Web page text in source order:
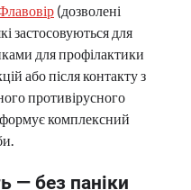
(дозволені
застосовуються для
для профілактики
або після контакту з
противірусного
формує комплексний
— без паніки